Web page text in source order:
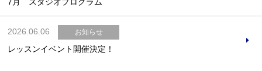
2026.06.06 お知らせ
レッスンイベント開催決定！